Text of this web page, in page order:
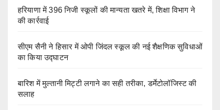
हरियाणा में 396 निजी स्कूलों की मान्यता खतरे में, शिक्षा विभाग ने
की कार्रवाई
सीएम सैनी ने हिसार में ओपी जिंदल स्कूल की नई शैक्षणिक सुविधाओं
का किया उद्घाटन
बारिश में मुल्तानी मिट्टी लगाने का सही तरीका, डर्मेटोलॉजिस्ट की
सलाह